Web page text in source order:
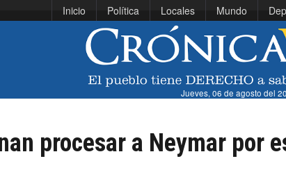
Inicio Política Locales Mundo
Jueves, 06 de agosto del
procesar a Neymar por